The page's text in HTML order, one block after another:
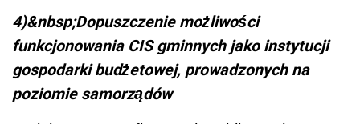
4)&nbsp;Dopuszczenie możliwości
funkcjonowania CIS gminnych jako instytucji
gospodarki budżetowej, prowadzonych na
poziomie samorządów